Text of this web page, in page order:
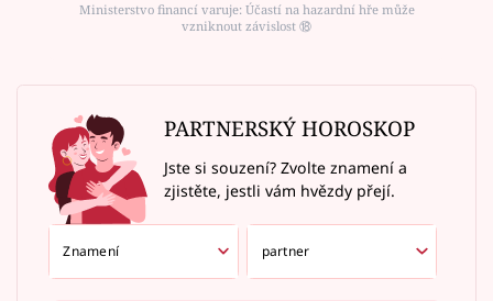
Ministerstvo financí varuje: Účastí na hazardní hře může
vzniknout závislost ⑱
PARTNERSKÝ HOROSKOP
Jste si souzení? Zvolte znamení a
zjistěte, jestli vám hvězdy přejí.